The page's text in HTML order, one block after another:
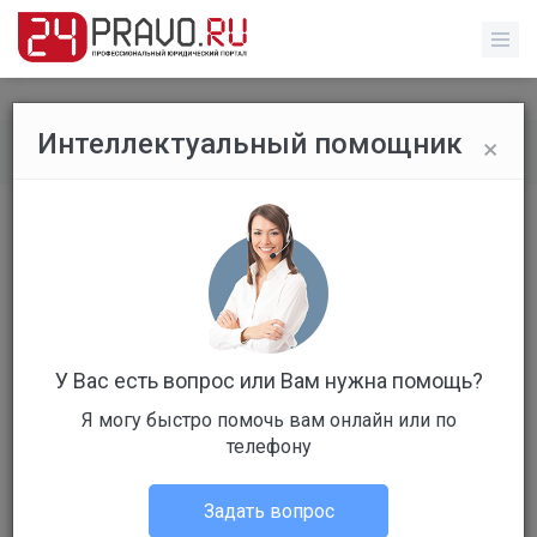
Обычные пользователи / Профиль пользователя ×
Интеллектуальный помощник
У Вас есть вопрос или Вам нужна помощь?
Я могу быстро помочь вам онлайн или по
телефону
Задать вопрос